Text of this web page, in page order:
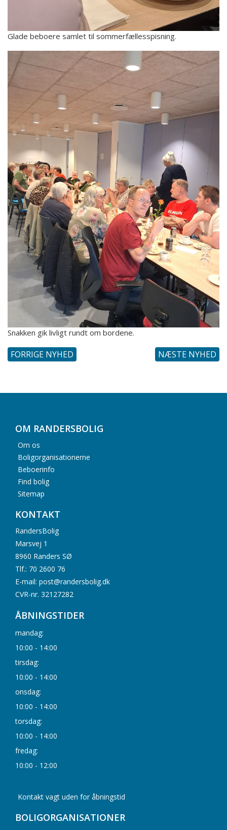
Glade beboere samlet til sommerfællesspisning.
Snakken gik livligt rundt om bordene.
FORRIGE NYHED NÆSTE NYHED
OM RANDERSBOLIG
Om os
Boligorganisationerne
Beboerinfo
Find bolig
Sitemap
KONTAKT
RandersBolig
Marsvej 1
8960 Randers SØ
Tlf.: 70 2600 76
E-mail: post@randersbolig.dk
CVR-nr. 32127282
ÅBNINGSTIDER
mandag:
10:00 - 14:00
tirsdag:
10:00 - 14:00
onsdag:
10:00 - 14:00
torsdag:
10:00 - 14:00
fredag:
10:00 - 12:00
Kontakt vagt uden for åbningstid
BOLIGORGANISATIONER